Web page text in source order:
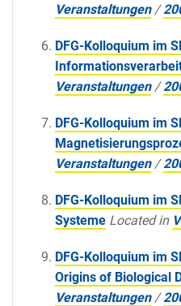
Veranstaltungen /
DFG-Kolloquium im
Veranstaltungen /
DFG-Kolloquium im
Veranstaltungen /
DFG-Kolloquium im
Systeme Located in
DFG-Kolloquium im
Origins of Biological
Veranstaltungen /